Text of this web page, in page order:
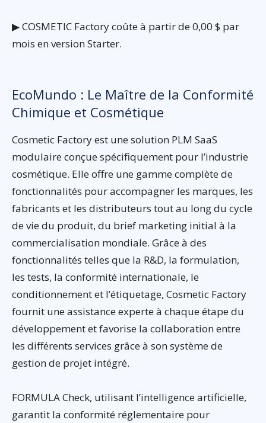
▶ COSMETIC Factory coûte à partir de 0,00 $ par
mois en version Starter.
EcoMundo : Le Maître de la Conformité
Chimique et Cosmétique
Cosmetic Factory est une solution PLM SaaS
modulaire conçue spécifiquement pour l’industrie
cosmétique. Elle offre une gamme complète de
fonctionnalités pour accompagner les marques, les
fabricants et les distributeurs tout au long du cycle
de vie du produit, du brief marketing initial à la
commercialisation mondiale. Grâce à des
fonctionnalités telles que la R&D, la formulation,
les tests, la conformité internationale, le
conditionnement et l’étiquetage, Cosmetic Factory
fournit une assistance experte à chaque étape du
développement et favorise la collaboration entre
les différents services grâce à son système de
gestion de projet intégré.
FORMULA Check, utilisant l’intelligence artificielle,
garantit la conformité réglementaire pour